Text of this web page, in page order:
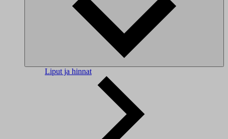
Liput ja hinnat